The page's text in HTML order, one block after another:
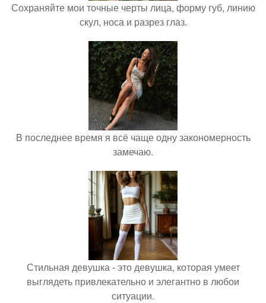
Сохраняйте мои точные черты лица, форму губ, линию
скул, носа и разрез глаз.
В последнее время я всё чаще одну закономерность
замечаю.
Стильная девушка - это девушка, которая умеет
выглядеть привлекательно и элегантно в любои
ситуации.